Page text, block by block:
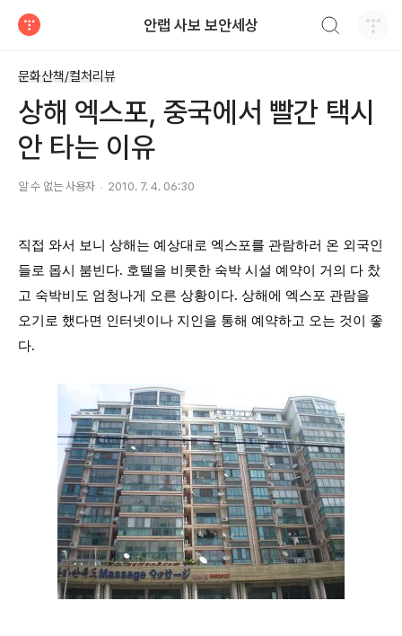
안랩 사보 보안세상
문화산책/컬처리뷰
상해 엑스포, 중국에서 빨간 택시
안 타는 이유
알 수 없는 사용자 2010. 7. 4. 06:30
직접 와서 보니 상해는 예상대로 엑스포를 관람하러 온 외국인
들로 몹시 붐빈다. 호텔을 비롯한 숙박 시설 예약이 거의 다 찼
고 숙박비도 엄청나게 오른 상황이다. 상해에 엑스포 관람을
오기로 했다면 인터 넷이나 지인을 통해 예약하고 오는 것이 좋
다.